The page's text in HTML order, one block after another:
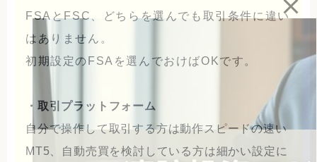
FSAとFSC、どちらを選んでも取引条件に違い
はありません。
初期設定のFSAを選んでおけばOKです。
・取引プラットフォーム
自分で操作して取引する方は動作スピードの速い
MT5、自動売買を検討している方は細かい設定に